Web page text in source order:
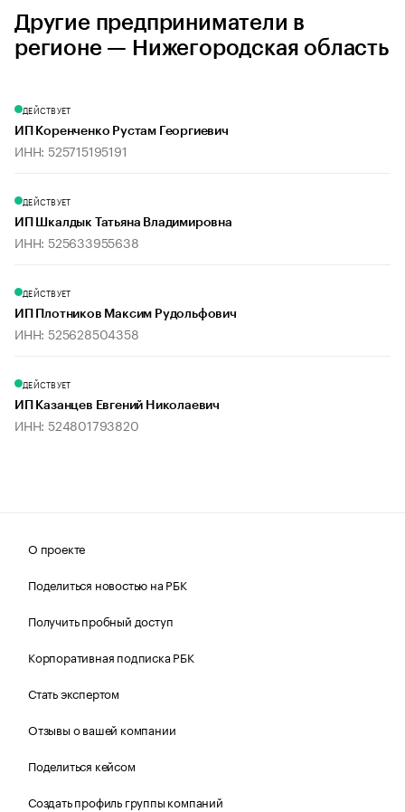
Другие предприниматели в
регионе — Нижегородская область
ДЕЙСТВУЕТ
ИП Коренченко Рустам Георгиевич
ИНН: 525715195191
ДЕЙСТВУЕТ
ИП Шкалдык Татьяна Владимировна
ИНН: 525633955638
ДЕЙСТВУЕТ
ИП Плотников Максим Рудольфович
ИНН: 525628504358
ДЕЙСТВУЕТ
ИП Казанцев Евгений Николаевич
ИНН: 524801793820
О проекте
Поделиться новостью на РБК
Получить пробный доступ
Корпоративная подписка РБК
Стать экспертом
Отзывы о вашей компании
Поделиться кейсом
Создать профиль группы компаний